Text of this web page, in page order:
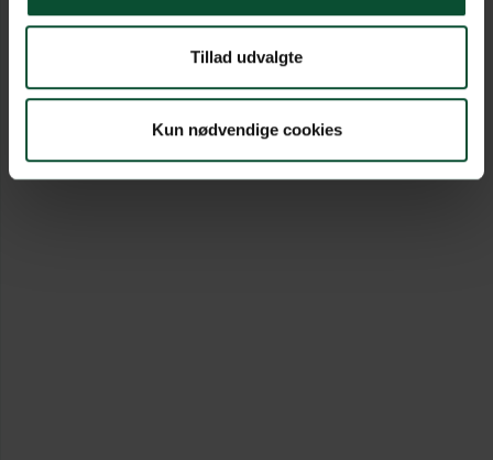
Tillad udvalgte
Kun nødvendige cookies